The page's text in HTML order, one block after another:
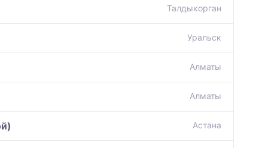
Талдыкорган
Уральск
Алматы
Алматы
Астана